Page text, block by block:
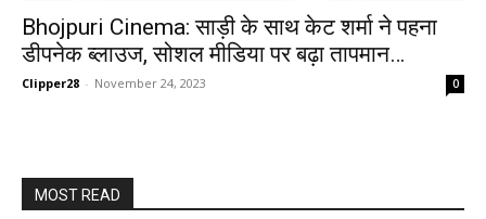
Bhojpuri Cinema: साड़ी के साथ केट शर्मा ने पहना
डीपनेक ब्लाउज, सोशल मीडिया पर बढ़ा तापमान…
Clipper28 - November 24, 2023 0
MOST READ